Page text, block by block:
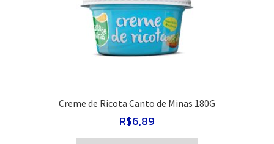
Creme de Ricota Canto de Minas 180G
R$6,89